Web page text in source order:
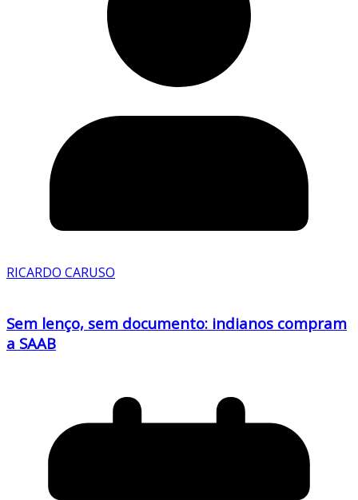
RICARDO CARUSO
Sem lenço, sem documento: indianos compram
a SAAB